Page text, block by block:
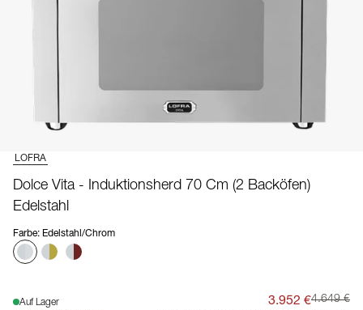
LOFRA
Dolce Vita - Induktionsherd 70 Cm (2 Backöfen)
Edelstahl
Farbe: Edelstahl/Chrom
Auf Lager
3.952 €4.649 €